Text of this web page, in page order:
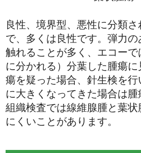
良性、境界型、悪性に分類
で、多くは良性です。弾力
触れることが多く、エコー
に分かれる）分葉した腫瘍
瘍を疑った場合、針生検を
に大きくなってきた場合は腫
組織検査では線維腺腫と葉状
にくいことがあります。